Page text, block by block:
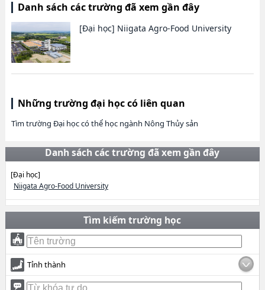
Danh sách các trường đã xem gần đây
[Đại học] Niigata Agro-Food University
Những trường đại học có liên quan
Tìm trường Đại học có thể học ngành Nông Thủy sản
Danh sách các trường đã xem gần đây
[Đại học]
Niigata Agro-Food University
Tìm kiếm trường học
Tỉnh thành